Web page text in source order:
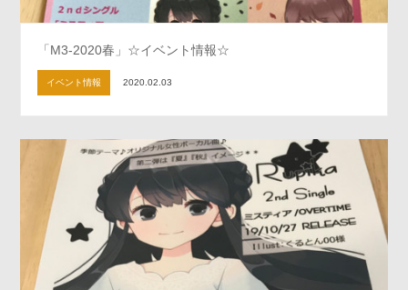
「M3-2020春」☆イベント情報☆
イベント情報 2020.02.03